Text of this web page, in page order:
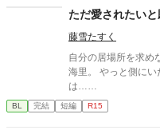
す。 「長い間、俺に
い。」 「結婚の日に
--- いくつかのコメン
す。 私は現在日本
ませんが、 一部に翻
さる中で日本語のお
ただ愛されたいと
藤雪たすく
自分の居場所を求め
海里。 やっと側に
は……
BL 完結 短編 R15